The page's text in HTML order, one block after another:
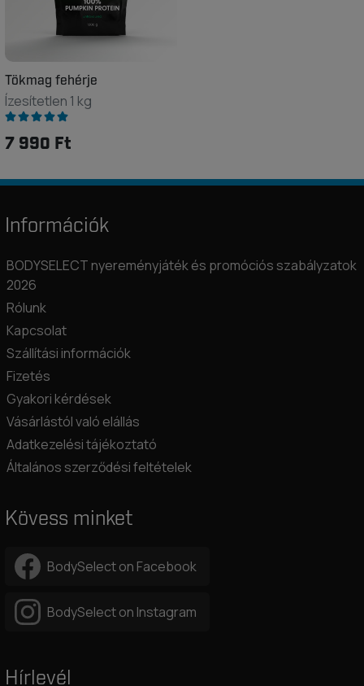
Tökmag fehérje
Ízesítetlen 1 kg
7 990 Ft
Információk
BODYSELECT nyereményjáték és promóciós szabályzatok
2026
Rólunk
Kapcsolat
Szállítási információk
Fizetés
Gyakori kérdések
Vásárlástól való elállás
Adatkezelési tájékoztató
Általános szerződési feltételek
Kövess minket
BodySelect on Facebook
BodySelect on Instagram
Hírlevél